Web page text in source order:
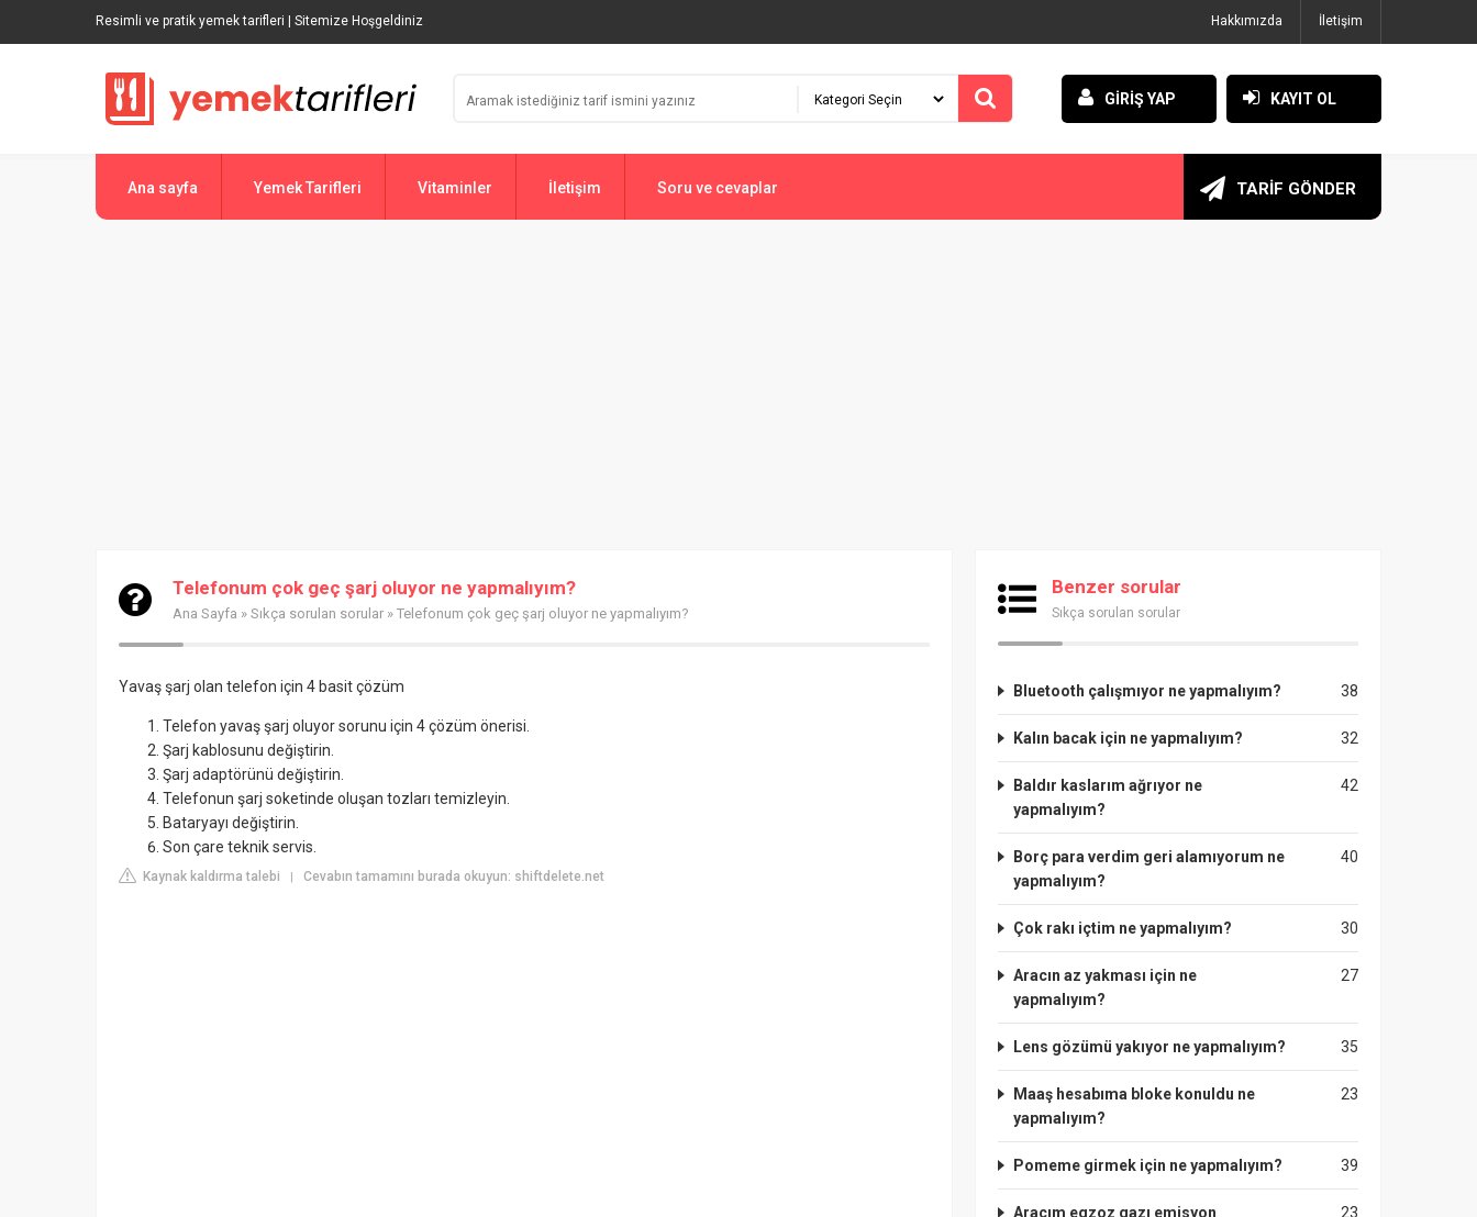
Resimli ve pratik yemek tarifleri | Sitemize Hoşgeldiniz Hakkımızda İletişim
GİRİŞ YAP KAYIT OL
Ana sayfa Yemek Tarifleri Vitaminler İletişim Soru ve cevaplar TARİF GÖNDER
Telefonum çok geç şarj oluyor ne yapmalıyım?
Ana Sayfa » Sıkça sorulan sorular » Telefonum çok geç şarj oluyor ne yapmalıyım?
Yavaş şarj olan telefon için 4 basit çözüm
Telefon yavaş şarj oluyor sorunu için 4 çözüm önerisi.
Şarj kablosunu değiştirin.
Şarj adaptörünü değiştirin.
Telefonun şarj soketinde oluşan tozları temizleyin.
Bataryayı değiştirin.
Son çare teknik servis.
Kaynak kaldırma talebi | Cevabın tamamını burada okuyun: shiftdelete.net
Benzer sorular
Sıkça sorulan sorular
38
Bluetooth çalışmıyor ne yapmalıyım?
32
Kalın bacak için ne yapmalıyım?
42
Baldır kaslarım ağrıyor ne
yapmalıyım?
40
Borç para verdim geri alamıyorum ne
yapmalıyım?
30
Çok rakı içtim ne yapmalıyım?
27
Aracın az yakması için ne
yapmalıyım?
35
Lens gözümü yakıyor ne yapmalıyım?
23
Maaş hesabıma bloke konuldu ne
yapmalıyım?
39
Pomeme girmek için ne yapmalıyım?
23
Aracım egzoz gazı emisyon